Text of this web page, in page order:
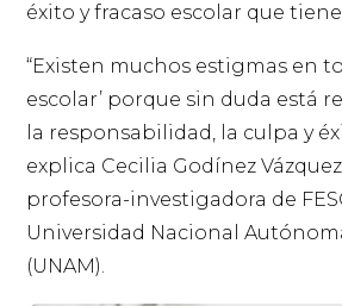
éxito y fracaso escolar que
“Existen muchos estigmas en
escolar’ porque sin duda está
la responsabilidad, la culpa y
explica Cecilia Godínez
profesora-investigadora de
Universidad Nacional
(UNAM).